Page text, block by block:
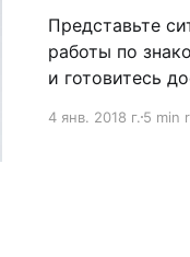
Представьте
работы по
и готовитесь
сильнее,
4 янв. 2018 г.5 min